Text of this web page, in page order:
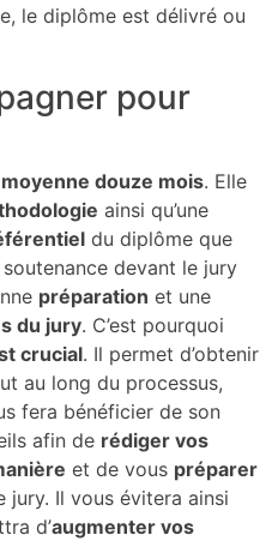
le diplôme est délivré ou
pour
douze mois. Elle
ainsi qu’une
du diplôme que
devant le jury
préparation et une
du jury. C’est pourquoi
crucial. Il permet d’obtenir
au long du processus,
fera bénéficier de son
afin de rédiger vos
et de vous préparer
jury. Il vous évitera ainsi
d’augmenter vos